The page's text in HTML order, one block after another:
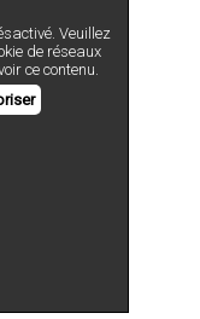
Veuillez
de réseaux
ce contenu.